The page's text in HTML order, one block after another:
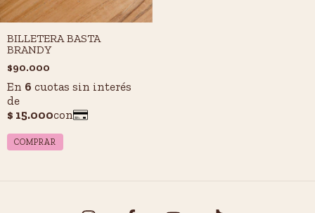
BILLETERA BASTA
BRANDY
$90.000